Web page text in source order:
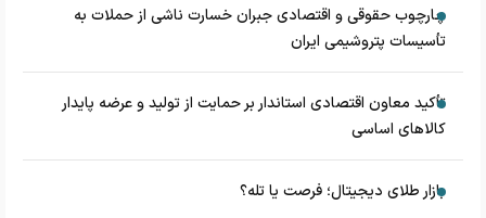
چارچوب حقوقی و اقتصادی جبران خسارت ناشی از حملات به
تأسیسات پتروشیمی ایران
تأکید معاون اقتصادی استاندار بر حمایت از تولید و عرضه پایدار
کالاهای اساسی
بازار طلای دیجیتال؛ فرصت یا تله؟